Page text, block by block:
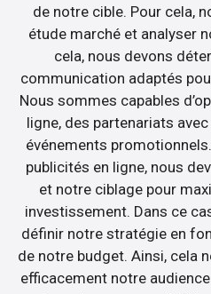
de notre cible. Pour cela,
étude marché et analyser
cela, nous devons
communication adaptés
Nous sommes capables
ligne, des partenariats
événements
publicités en ligne, nous
et notre ciblage pour
investissement. Dans ce
définir notre stratégie en
de notre budget. Ainsi, cela
efficacement notre